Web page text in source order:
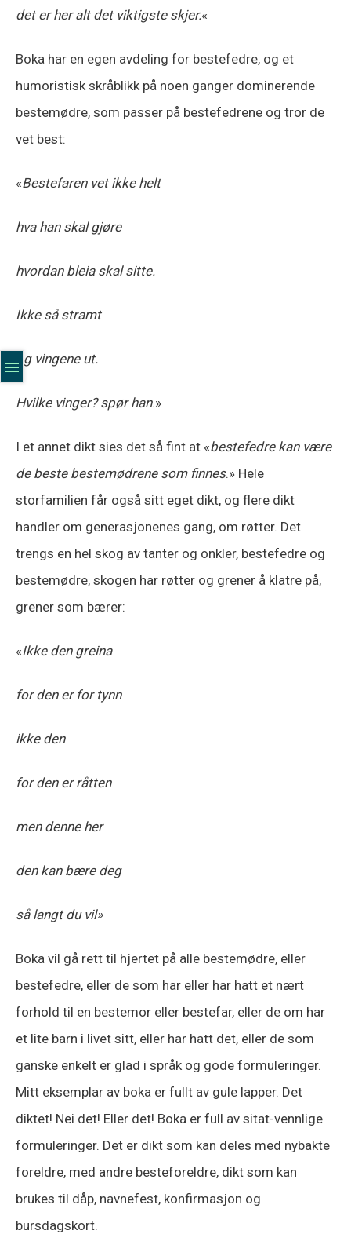
det er her alt det viktigste skjer.«
Boka har en egen avdeling for bestefedre, og et
humoristisk skråblikk på noen ganger dominerende
bestemødre, som passer på bestefedrene og tror de
vet best:
«Bestefaren vet ikke helt
hva han skal gjøre
hvordan bleia skal sitte.
Ikke så stramt
og vingene ut.
Hvilke vinger? spør han.»
I et annet dikt sies det så fint at «bestefedre kan være
de beste bestemødrene som finnes.» Hele
storfamilien får også sitt eget dikt, og flere dikt
handler om generasjonenes gang, om røtter. Det
trengs en hel skog av tanter og onkler, bestefedre og
bestemødre, skogen har røtter og grener å klatre på,
grener som bærer:
«Ikke den greina
for den er for tynn
ikke den
for den er råtten
men denne her
den kan bære deg
så langt du vil»
Boka vil gå rett til hjertet på alle bestemødre, eller
bestefedre, eller de som har eller har hatt et nært
forhold til en bestemor eller bestefar, eller de om har
et lite barn i livet sitt, eller har hatt det, eller de som
ganske enkelt er glad i språk og gode formuleringer.
Mitt eksemplar av boka er fullt av gule lapper. Det
diktet! Nei det! Eller det! Boka er full av sitat-vennlige
formuleringer. Det er dikt som kan deles med nybakte
foreldre, med andre besteforeldre, dikt som kan
brukes til dåp, navnefest, konfirmasjon og
bursdagskort.